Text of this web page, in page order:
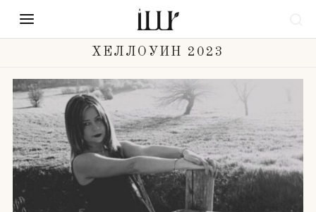
ХЕЛЛОУИН 2023